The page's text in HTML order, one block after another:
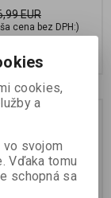
EUR
cena bez DPH:)
cookies,
a
vo svojom
Vďaka tomu
schopná sa